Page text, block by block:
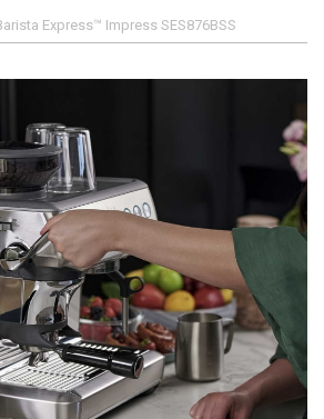
Express™ Impress SES876BSS